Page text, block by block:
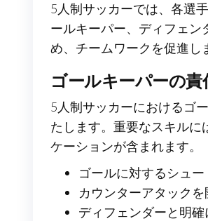
5人制サッカーでは、各選
ールキーパー、ディフェン
め、チームワークを促進し
ゴールキーパーの
5人制サッカーにおけるゴ
たします。重要なスキル
ケーションが含まれます。
ゴールに対するシュ
カウンターアタック
ディフェンダーと明